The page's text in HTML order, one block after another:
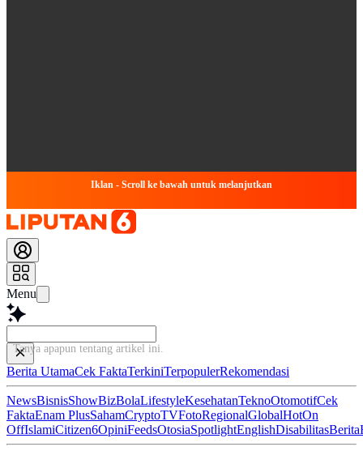
Iklan - Scroll ke bawah untuk melanjutkan
Menu
Tanya apapun tentang
Berita UtamaCek FaktaTerkiniTerpopulerRekomendasi
NewsBisnisShowBizBolaLifestyleKesehatanTeknoOtomotifCek
FaktaEnam PlusSahamCryptoTVFotoRegionalGlobalHotOn
OffIslamiCitizen6OpiniFeedsOtosiaSpotlightEnglishDisabilitasBerita